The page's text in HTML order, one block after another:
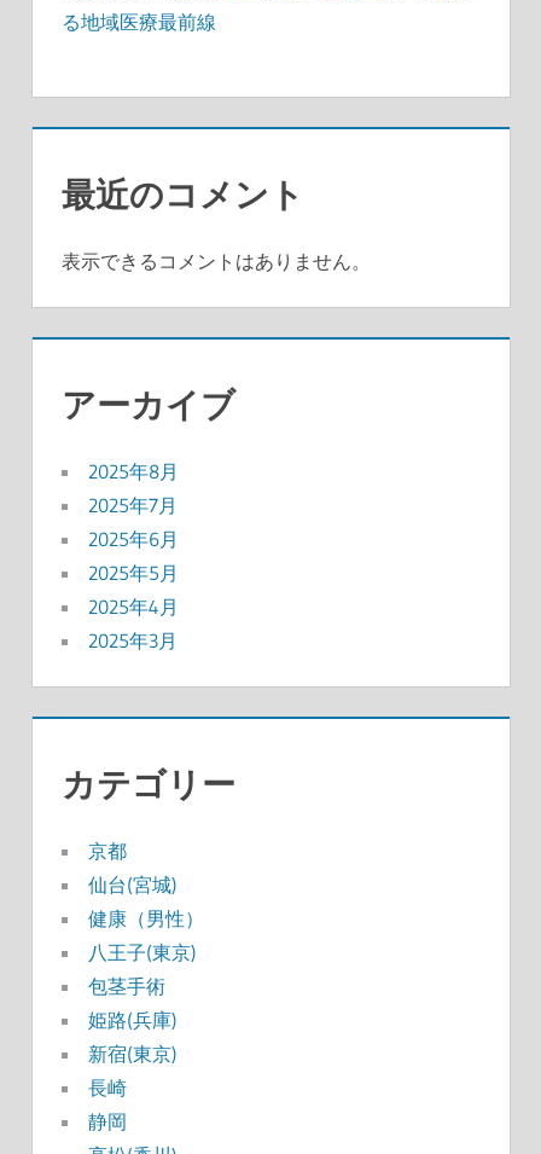
る地域医療最前線
最近のコメント
表示できるコメントはありません。
アーカイブ
2025年8月
2025年7月
2025年6月
2025年5月
2025年4月
2025年3月
カテゴリー
京都
仙台(宮城)
健康（男性）
八王子(東京)
包茎手術
姫路(兵庫)
新宿(東京)
長崎
静岡